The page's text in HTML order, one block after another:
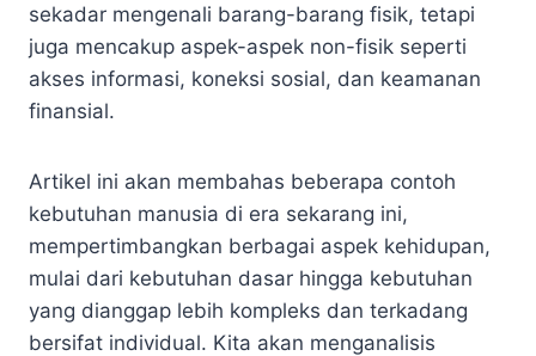
sekadar mengenali barang-barang fisik, tetapi
juga mencakup aspek-aspek non-fisik seperti
akses informasi, koneksi sosial, dan keamanan
finansial.
Artikel ini akan membahas beberapa contoh
kebutuhan manusia di era sekarang ini,
mempertimbangkan berbagai aspek kehidupan,
mulai dari kebutuhan dasar hingga kebutuhan
yang dianggap lebih kompleks dan terkadang
bersifat individual. Kita akan menganalisis